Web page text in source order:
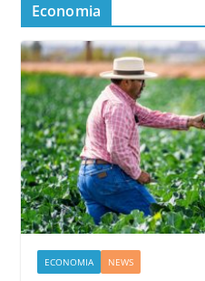
Economia
ECONOMIA NEWS